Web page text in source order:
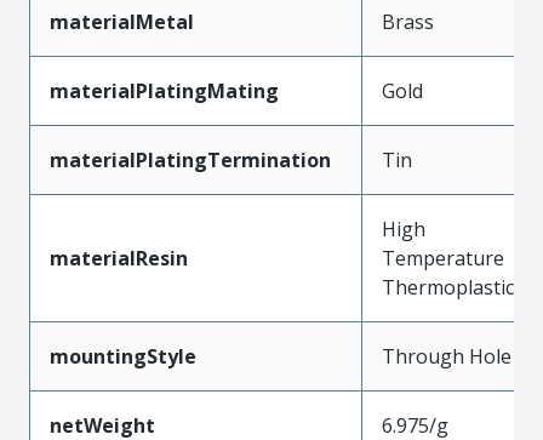
materialMetal Brass
materialPlatingMating Gold
materialPlatingTermination Tin
materialResin
High
Temperature
Thermoplastic
mountingStyle Through Hole
netWeight 6.975/g